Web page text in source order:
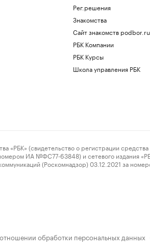
Рег.решения
Знакомства
Сайт знакомств podbor.ru
РБК Компании
РБК Курсы
Школа управления РБК
(свидетельство о регистрации
ИА №ФС77-63848) и сетевого издания
(Роскомнадзор) 03.12.2021 за
обработки персональных данных